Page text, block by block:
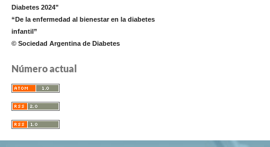
Diabetes 2024"
“De la enfermedad al bienestar en la diabetes
infantil”
© Sociedad Argentina de Diabetes
Número actual